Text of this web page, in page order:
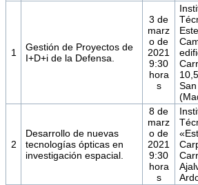
1
Gestión de Proyectos de
I+D+i de la Defensa.
3 de
marz
o de
2021
9:30
hora
s
2
Desarrollo de nuevas
tecnologías ópticas en
investigación espacial.
8 de
marz
o de
2021
9:30
hora
s